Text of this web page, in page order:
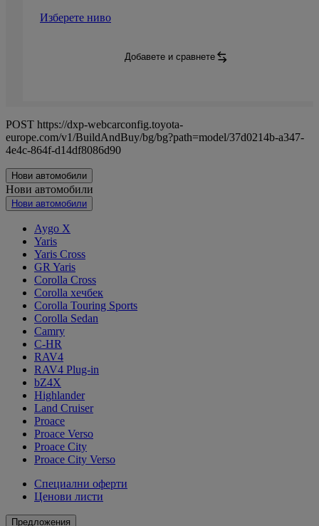
Aygo X Envy Canvas Roof
Изберете ниво
Добавете и сравнете
POST https://dxp-webcarconfig.toyota-
europe.com/v1/BuildAndBuy/bg/bg?path=model/37d0214b-a347-
4e4c-864f-d14df8086d90
Нови автомобили
Нови автомобили
Нови автомобили
Aygo X
Yaris
Yaris Cross
GR Yaris
Corolla Cross
Corolla хечбек
Corolla Touring Sports
Corolla Sedan
Camry
C-HR
RAV4
RAV4 Plug-in
bZ4X
Highlander
Land Cruiser
Proace
Proace Verso
Proace City
Proace City Verso
Специални оферти
Ценови листи
Предложения